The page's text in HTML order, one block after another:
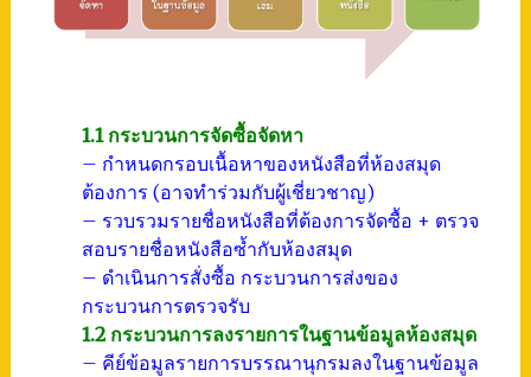
1.1 กระบวนการจัดซื้อจัดหา
– กำหนดกรอบเนื้อหาของหนังสือที่ห้องสมุด
ต้องการ (อาจทำร่วมกับผู้เชี่ยวชาญ)
– รวบรวมรายชื่อหนังสือที่ต้องการจัดซื้อ + ตรวจ
สอบรายชื่อหนังสือซ้ำกับห้องสมุด
– ดำเนินการสั่งซื้อ กระบวนการส่งของ
กระบวนการตรวจรับ
1.2 กระบวนการลงรายการในฐานข้อมูลห้องสมุด
– คีย์ข้อมูลรายการบรรณานุกรมลงในฐานข้อมูล